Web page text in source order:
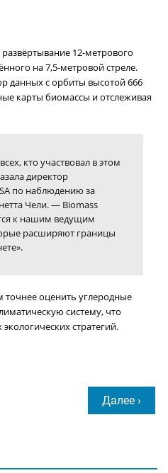
12-метрового
на 7,5-метровой стреле.
данных с орбиты высотой 666
карты биомассы и отслеживая
кто участвовал в этом
директор
по наблюдению за
Чели. — Biomass
к нашим ведущим
расширяют границы
оценить углеродные
систему, что
стратегий.
Далее ›